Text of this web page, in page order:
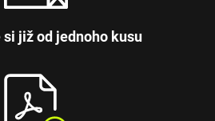
již od jednoho kusu